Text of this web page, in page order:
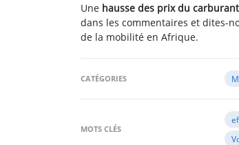
Une hausse des prix du carburant
dans les commentaires et dites-
de la mobilité en Afrique.
CATÉGORIES
MOTS CLÉS